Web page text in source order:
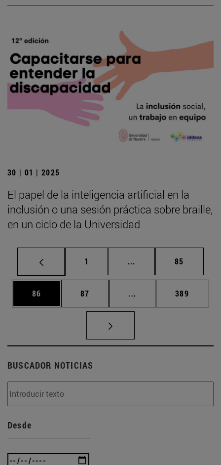
30 | 01 | 2025
El papel de la inteligencia artificial en la
inclusión o una sesión práctica sobre braille,
en un ciclo de la Universidad
Página
1 ... Páginas intermedias
Página
85
Página
86 Página
87 ... Páginas intermedias
Página
389
BUSCADOR NOTICIAS
Desde